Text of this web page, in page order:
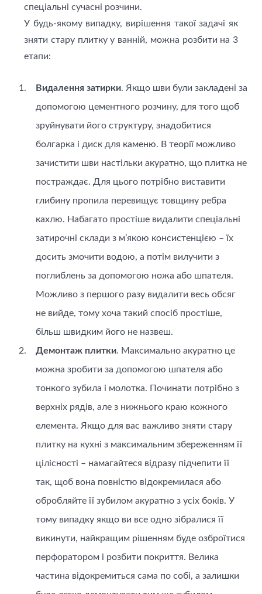
спеціальні сучасні розчини.
У будь-якому випадку, вирішення такої задачi як
зняти стару плитку у ванній, можна розбити на 3
етапи:
Видалення затирки. Якщо шви були закладені за
допомогою цементного розчину, для того щоб
зруйнувати його структуру, знадобитися
болгарка і диск для каменю. В теорії можливо
зачистити шви настільки акуратно, що плитка не
постраждає. Для цього потрібно виставити
глибину пропила перевищує товщину ребра
кахлю. Набагато простіше видалити спеціальні
затирочні склади з м’якою консистенцією – їх
досить змочити водою, а потім вилучити з
поглиблень за допомогою ножа або шпателя.
Можливо з першого разу видалити весь обсяг
не вийде, тому хоча такий спосіб простіше,
більш швидким його не назвеш.
Демонтаж плитки. Максимально акуратно це
можна зробити за допомогою шпателя або
тонкого зубила і молотка. Починати потрібно з
верхніх рядів, але з нижнього краю кожного
елемента. Якщо для вас важливо зняти стару
плитку на кухні з максимальним збереженням її
цілісності – намагайтеся відразу підчепити її
так, щоб вона повністю відокремилася або
обробляйте її зубилом акуратно з усіх боків. У
тому випадку якщо ви все одно зібралися її
викинути, найкращим рішенням буде озброїтися
перфоратором і розбити покриття. Велика
частина відокремиться сама по собі, а залишки